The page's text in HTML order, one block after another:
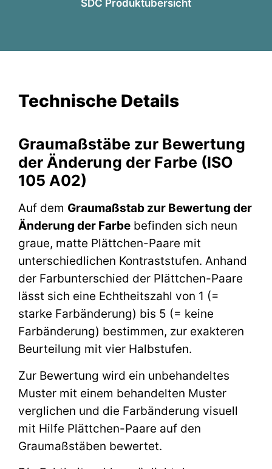
SDC Produktübersicht
Technische Details
Graumaßstäbe zur Bewertung
der Änderung der Farbe (ISO
105 A02)
Auf dem Graumaßstab zur Bewertung der
Änderung der Farbe befinden sich neun
graue, matte Plättchen-Paare mit
unterschiedlichen Kontraststufen. Anhand
der Farbunterschied der Plättchen-Paare
lässt sich eine Echtheitszahl von 1 (=
starke Farbänderung) bis 5 (= keine
Farbänderung) bestimmen, zur exakteren
Beurteilung mit vier Halbstufen.
Zur Bewertung wird ein unbehandeltes
Muster mit einem behandelten Muster
verglichen und die Farbänderung visuell
mit Hilfe Plättchen-Paare auf den
Graumaßstäben bewertet.